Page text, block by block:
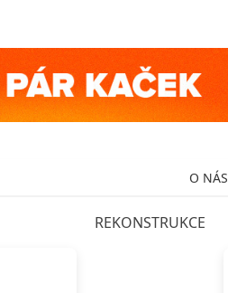
O NÁS
REKONSTRUKCE